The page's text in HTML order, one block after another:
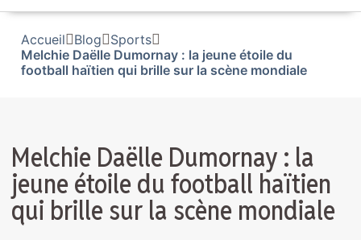
Accueil Blog
Sports
Melchie Daëlle Dumornay : la jeune étoile du
football haïtien qui brille sur la scène mondiale
Melchie Daëlle Dumornay : la
jeune étoile du football haïtien
qui brille sur la scène mondiale